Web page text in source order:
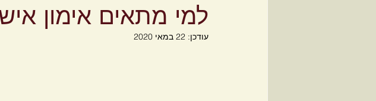
חינוך פיננסי
למי מתאים אימון
עודכן: 22 במאי 2020